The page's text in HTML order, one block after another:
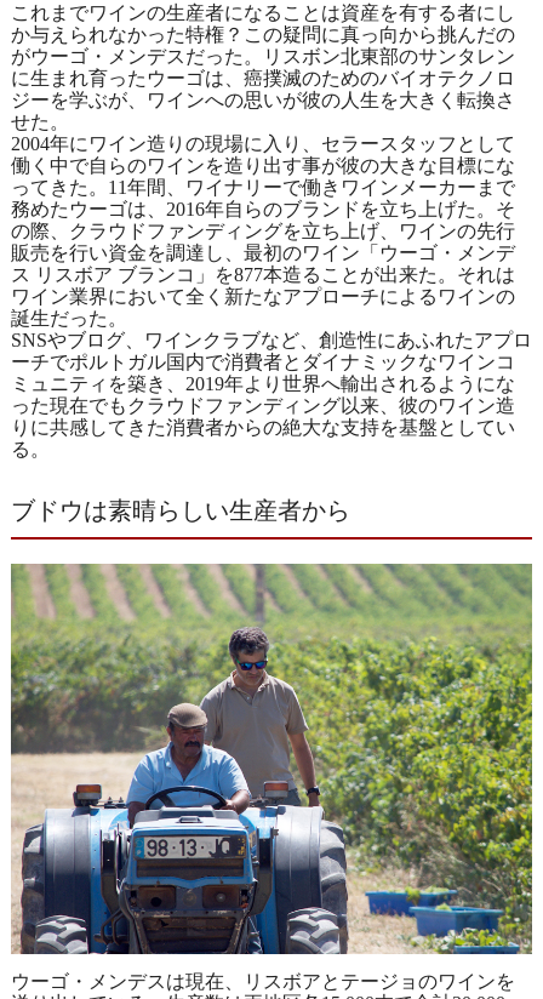
これまでワインの生産者になることは資産を有する者にし
か与えられなかった特権？この疑問に真っ向から挑んだの
がウーゴ・メンデスだった。リスボン北東部のサンタレン
に生まれ育ったウーゴは、癌撲滅のためのバイオテクノロ
ジーを学ぶが、ワインへの思いが彼の人生を大きく転換さ
せた。
2004年にワイン造りの現場に入り、セラースタッフとして
働く中で自らのワインを造り出す事が彼の大きな目標にな
ってきた。11年間、ワイナリーで働きワインメーカーまで
務めたウーゴは、2016年自らのブランドを立ち上げた。そ
の際、クラウドファンディングを立ち上げ、ワインの先行
販売を行い資金を調達し、最初のワイン「ウーゴ・メンデ
ス リスボア ブランコ」を877本造ることが出来た。それは
ワイン業界において全く新たなアプローチによるワインの
誕生だった。
SNSやブログ、ワインクラブなど、創造性にあふれたアプロ
ーチでポルトガル国内で消費者とダイナミックなワインコ
ミュニティを築き、2019年より世界へ輸出されるようにな
った現在でもクラウドファンディング以来、彼のワイン造
りに共感してきた消費者からの絶大な支持を基盤としてい
る。
ブドウは素晴らしい生産者から
ウーゴ・メンデスは現在、リスボアとテージョのワインを